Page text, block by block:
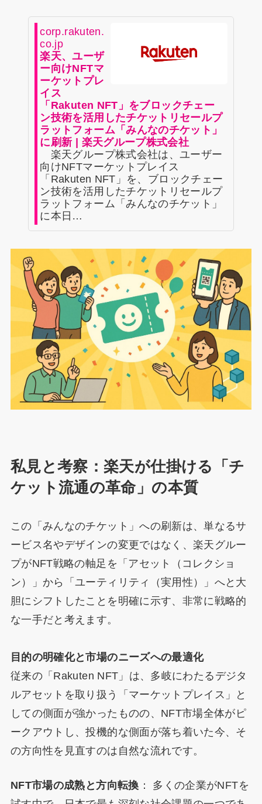
corp.rakuten.
co.jp
楽天、ユーザ
ー向けNFTマ
ーケットプレ
イス
「Rakuten NFT」をブロックチェー
ン技術を活用したチケットリセールプ
ラットフォーム「みんなのチケット」
に刷新 | 楽天グループ株式会社
楽天グループ株式会社は、ユーザー
向けNFTマーケットプレイス
「Rakuten NFT」を、ブロックチェー
ン技術を活用したチケットリセールプ
ラットフォーム「みんなのチケット」
に本日…
私見と考察：楽天が仕掛ける「チ
ケット流通の革命」の本質
この「みんなのチケット」への刷新は、単なるサ
ービス名やデザインの変更ではなく、楽天グルー
プがNFT戦略の軸足を「アセット（コレクショ
ン）」から「ユーティリティ（実用性）」へと大
胆にシフトしたことを明確に示す、非常に戦略的
な一手だと考えます。
目的の明確化と市場のニーズへの最適化
従来の「Rakuten NFT」は、多岐にわたるデジタ
ルアセットを取り扱う「マーケットプレイス」と
しての側面が強かったものの、NFT市場全体がピ
ークアウトし、投機的な側面が落ち着いた今、そ
の方向性を見直すのは自然な流れです。
NFT市場の成熟と方向転換 ： 多くの企業がNFTを